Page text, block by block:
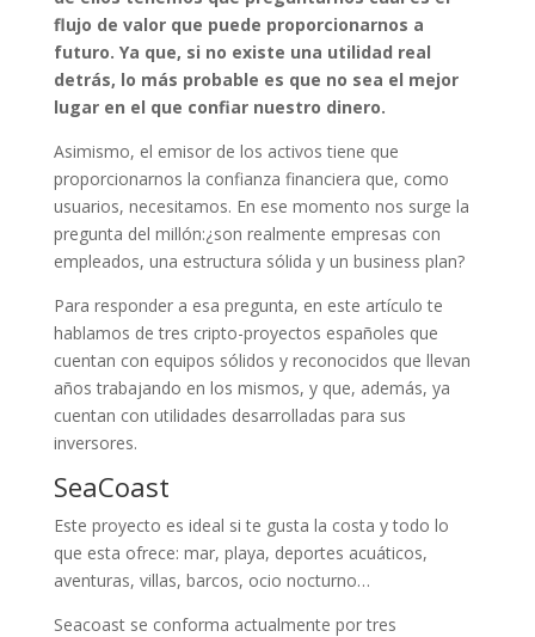
flujo de valor que puede proporcionarnos a
futuro. Ya que, si no existe una utilidad real
detrás, lo más probable es que no sea el mejor
lugar en el que confiar nuestro dinero.
Asimismo, el emisor de los activos tiene que
proporcionarnos la confianza financiera que, como
usuarios, necesitamos. En ese momento nos surge la
pregunta del millón:¿son realmente empresas con
empleados, una estructura sólida y un business plan?
Para responder a esa pregunta, en este artículo te
hablamos de tres cripto-proyectos españoles que
cuentan con equipos sólidos y reconocidos que llevan
años trabajando en los mismos, y que, además, ya
cuentan con utilidades desarrolladas para sus
inversores.
SeaCoast
Este proyecto es ideal si te gusta la costa y todo lo
que esta ofrece: mar, playa, deportes acuáticos,
aventuras, villas, barcos, ocio nocturno…
Seacoast se conforma actualmente por tres